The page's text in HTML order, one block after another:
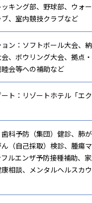
キング部、野球部、ウォー
、室内競技クラブなど
ョン：ソフトボール大会、
会、ボウリング大会、拠点
会等への補助など
ト：リゾートホテル「エ
科予防（集団）健診、肺
（自己採取）検診、腫瘍
ルエンザ予防接種補助、家
相談、メンタルヘルスカ